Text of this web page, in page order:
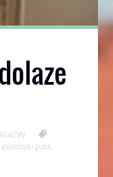
pionirski park,